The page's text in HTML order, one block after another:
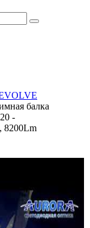
балка
-
8200Lm